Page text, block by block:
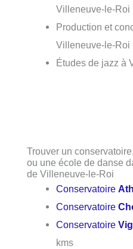
Villeneuve-le-Roi
Production et
Villeneuve-le-Roi
Études de jazz à
Trouver un
ou une école de danse
de Villeneuve-le-Roi
Conservatoire
Conservatoire
Conservatoire
kms